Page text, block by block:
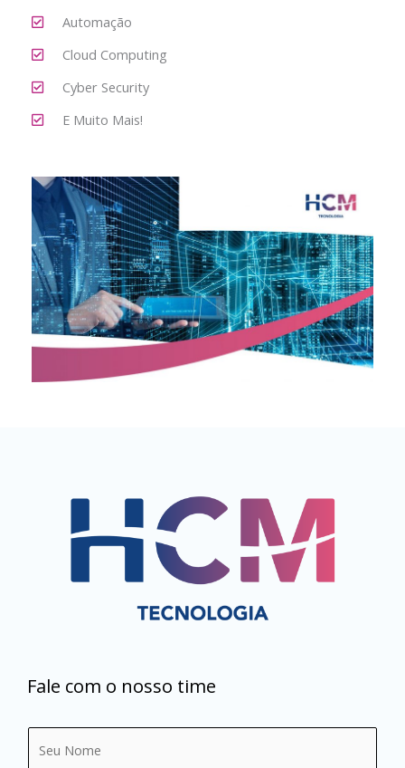
Automação
Cloud Computing
Cyber Security
E Muito Mais!
Fale com o nosso time